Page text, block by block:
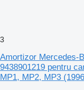
3
Amortizor Mercedes-
9438901219 pentru
MP1, MP2, MP3